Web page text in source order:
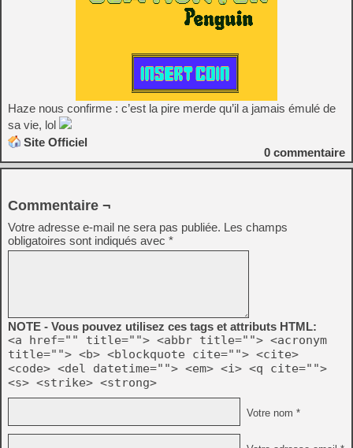
Haze nous confirme : c’est la pire merde qu’il a jamais émulé de
sa vie, lol
Site Officiel
0 commentaire
Commentaire ¬
Votre adresse e-mail ne sera pas publiée. Les champs
obligatoires sont indiqués avec *
NOTE - Vous pouvez utilisez ces tags et attributs HTML:
<a href="" title=""> <abbr title=""> <acronym
title=""> <b> <blockquote cite=""> <cite>
<code> <del datetime=""> <em> <i> <q cite="">
<s> <strike> <strong>
Votre nom *